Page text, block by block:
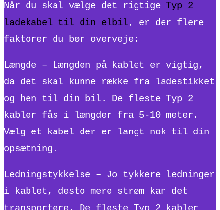
Når du skal vælge det rigtige Typ 2
ladekabel til din elbil, er der flere
faktorer du bør overveje:
Længde – Længden på kablet er vigtig,
da det skal kunne række fra ladestikket
og hen til din bil. De fleste Typ 2
kabler fås i længder fra 5-10 meter.
Vælg et kabel der er langt nok til din
opsætning.
Ledningstykkelse – Jo tykkere ledninger
i kablet, desto mere strøm kan det